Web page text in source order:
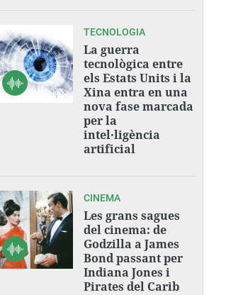
TECNOLOGIA
La guerra
tecnològica entre
els Estats Units i la
Xina entra en una
nova fase marcada
per la
intel·ligència
artificial
CINEMA
Les grans sagues
del cinema: de
Godzilla a James
Bond passant per
Indiana Jones i
Pirates del Carib